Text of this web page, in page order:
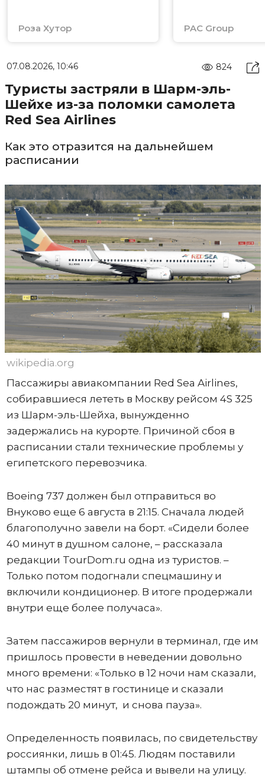
Роза Хутор PAC Group
07.08.2026, 10:46 824
Туристы застряли в Шарм-эль-
Шейхе из-за поломки самолета
Red Sea Airlines
Как это отразится на дальнейшем
расписании
wikipedia.org
Пассажиры авиакомпании Red Sea Airlines,
собиравшиеся лететь в Москву рейсом 4S 325
из Шарм-эль-Шейха, вынужденно
задержались на курорте. Причиной сбоя в
расписании стали технические проблемы у
египетского перевозчика.
Boeing 737 должен был отправиться во
Внуково еще 6 августа в 21:15. Сначала людей
благополучно завели на борт. «Сидели более
40 минут в душном салоне, – рассказала
редакции TourDom.ru одна из туристов. –
Только потом подогнали спецмашину и
включили кондиционер. В итоге продержали
внутри еще более получаса».
Затем пассажиров вернули в терминал, где им
пришлось провести в неведении довольно
много времени: «Только в 12 ночи нам сказали,
что нас разместят в гостинице и сказали
подождать 20 минут, и снова пауза».
Определенность появилась, по свидетельству
россиянки, лишь в 01:45. Людям поставили
штампы об отмене рейса и вывели на улицу.